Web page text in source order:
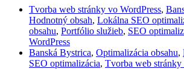
Tvorba web stránky vo WordPress,
Hodnotný obsah, Lokálna SEO
obsahu, Portfólio služieb, SEO
WordPress
Banská Bystrica, Optimalizácia obsahu,
SEO optimalizácia, Tvorba web stránky